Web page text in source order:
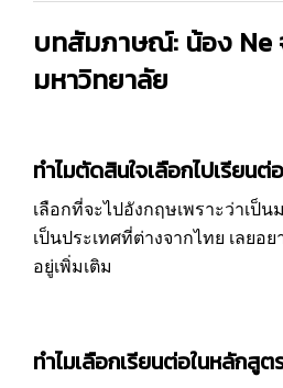
บทสัมภาษณ์: น้อง Ne
มหาวิทยาลัย
ทำไมตัดสินใจเลือกไปเรียนต่
เลือกที่จะไปอังกฤษเพราะว่าเป็
เป็นประเทศที่ต่างจากไทย เลยอ
อยู่เพิ่มเติม
ทำไมเลือกเรียนต่อในหลักสู